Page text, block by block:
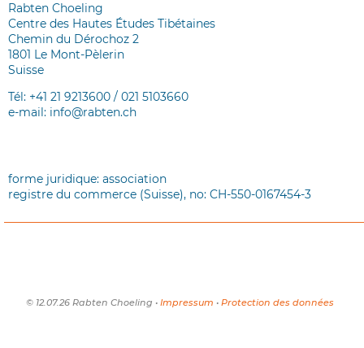
Rabten Choeling
Centre des Hautes Études Tibétaines
Chemin du Dérochoz 2
1801 Le Mont-Pèlerin
Suisse
Tél: +41 21 9213600 / 021 5103660
e-mail: info@rabten.ch
forme juridique: association
registre du commerce (Suisse), no: CH-550-0167454-3
© 12.07.26 Rabten Choeling • Impressum • Protection des données